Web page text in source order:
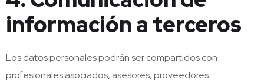
información a terceros
Los datos personales podrán ser compartidos con
profesionales asociados, asesores, proveedores